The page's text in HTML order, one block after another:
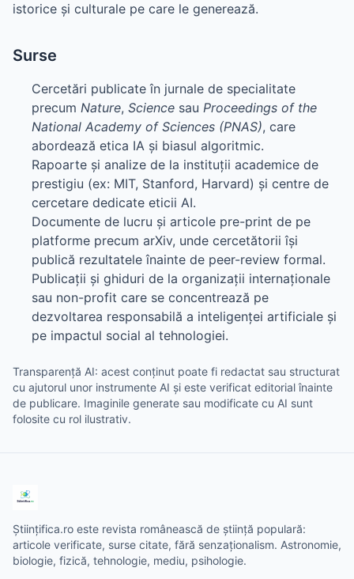
istorice și culturale pe care le generează.
Surse
Cercetări publicate în jurnale de specialitate
precum Nature, Science sau Proceedings of the
National Academy of Sciences (PNAS), care
abordează etica IA și biasul algoritmic.
Rapoarte și analize de la instituții academice de
prestigiu (ex: MIT, Stanford, Harvard) și centre de
cercetare dedicate eticii AI.
Documente de lucru și articole pre-print de pe
platforme precum arXiv, unde cercetătorii își
publică rezultatele înainte de peer-review formal.
Publicații și ghiduri de la organizații internaționale
sau non-profit care se concentrează pe
dezvoltarea responsabilă a inteligenței artificiale și
pe impactul social al tehnologiei.
Transparență AI: acest conținut poate fi redactat sau structurat
cu ajutorul unor instrumente AI și este verificat editorial înainte
de publicare. Imaginile generate sau modificate cu AI sunt
folosite cu rol ilustrativ.
Științifica.ro este revista românească de știință populară:
articole verificate, surse citate, fără senzaționalism. Astronomie,
biologie, fizică, tehnologie, mediu, psihologie.